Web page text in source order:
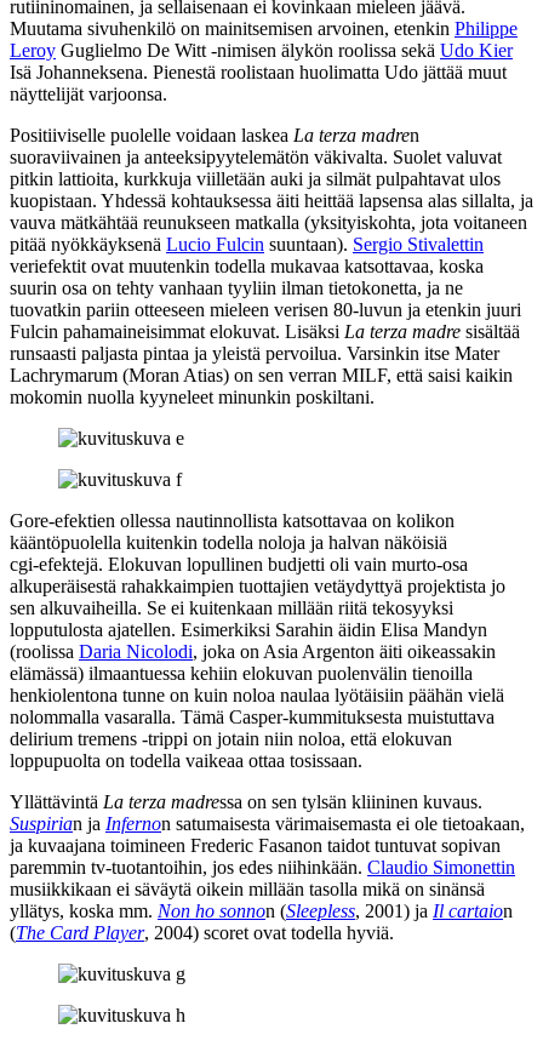
rutiininomainen, ja sellaisenaan ei kovinkaan mieleen jäävä.
Muutama sivuhenkilö on mainitsemisen arvoinen, etenkin Philippe
Leroy Guglielmo De Witt ‑nimisen älykön roolissa sekä Udo Kier
Isä Johanneksena. Pienestä roolistaan huolimatta Udo jättää muut
näyttelijät varjoonsa.
Positiiviselle puolelle voidaan laskea La terza madren
suoraviivainen ja anteeksipyytelemätön väkivalta. Suolet valuvat
pitkin lattioita, kurkkuja viilletään auki ja silmät pulpahtavat ulos
kuopistaan. Yhdessä kohtauksessa äiti heittää lapsensa alas sillalta, ja
vauva mätkähtää reunukseen matkalla (yksityiskohta, jota voitaneen
pitää nyökkäyksenä Lucio Fulcin suuntaan). Sergio Stivalettin
veriefektit ovat muutenkin todella mukavaa katsottavaa, koska
suurin osa on tehty vanhaan tyyliin ilman tietokonetta, ja ne
tuovatkin pariin otteeseen mieleen verisen 80‑luvun ja etenkin juuri
Fulcin pahamaineisimmat elokuvat. Lisäksi La terza madre sisältää
runsaasti paljasta pintaa ja yleistä pervoilua. Varsinkin itse Mater
Lachrymarum (Moran Atias) on sen verran MILF, että saisi kaikin
mokomin nuolla kyyneleet minunkin poskiltani.
Gore-efektien ollessa nautinnollista katsottavaa on kolikon
kääntöpuolella kuitenkin todella noloja ja halvan näköisiä
cgi‑efektejä. Elokuvan lopullinen budjetti oli vain murto‑osa
alkuperäisestä rahakkaimpien tuottajien vetäydyttyä projektista jo
sen alkuvaiheilla. Se ei kuitenkaan millään riitä tekosyyksi
lopputulosta ajatellen. Esimerkiksi Sarahin äidin Elisa Mandyn
(roolissa Daria Nicolodi, joka on Asia Argenton äiti oikeassakin
elämässä) ilmaantuessa kehiin elokuvan puolenvälin tienoilla
henkiolentona tunne on kuin noloa naulaa lyötäisiin päähän vielä
nolommalla vasaralla. Tämä Casper-kummituksesta muistuttava
delirium tremens ‑trippi on jotain niin noloa, että elokuvan
loppupuolta on todella vaikeaa ottaa tosissaan.
Yllättävintä La terza madressa on sen tylsän kliininen kuvaus.
Suspirian ja Infernon satumaisesta värimaisemasta ei ole tietoakaan,
ja kuvaajana toimineen Frederic Fasanon taidot tuntuvat sopivan
paremmin tv‑tuotantoihin, jos edes niihinkään. Claudio Simonettin
musiikkikaan ei säväytä oikein millään tasolla mikä on sinänsä
yllätys, koska mm. Non ho sonnon (Sleepless, 2001) ja Il cartaion
(The Card Player, 2004) scoret ovat todella hyviä.